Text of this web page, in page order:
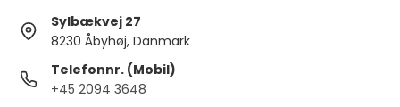
Sylbækvej 27
8230 Åbyhøj, Danmark
Telefonnr. (Mobil)
+45 2094 3648